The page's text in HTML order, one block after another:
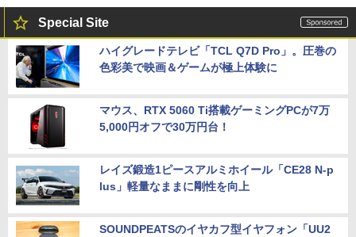
Special Site
ハイグレードテレビ「TCL Q7D Pro」。圧巻の
色彩美で映画＆ゲームが極上体験に
マウス、RTX 5060 Ti搭載ゲーミングPCが7万
5,000円オフで30万円台！
レイズ鍛造1ピースアルミホイール「CE28 N-p
lus」軽量なままに剛性を向上
SOUNDPEATSのイヤカフ型イヤフォン「UU2